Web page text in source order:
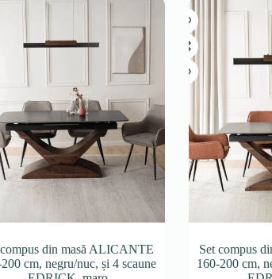
din masă ALICANTE
cm, negru/nuc, și 4 scaune
Set compus
160-200 cm,